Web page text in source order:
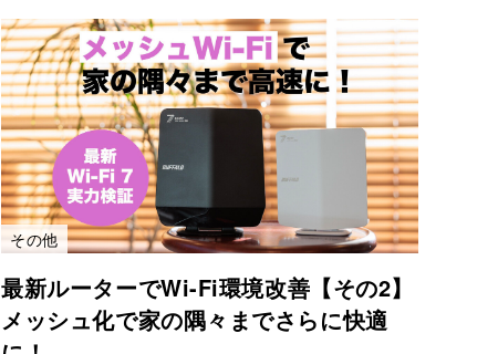
その他
最新ルーターでWi-Fi環境改善【その2】
メッシュ化で家の隅々までさらに快適